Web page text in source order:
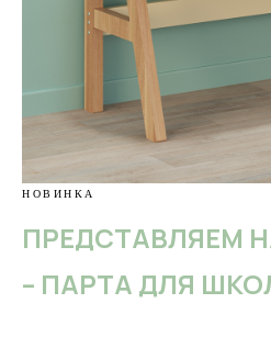
НОВИНКА
ПРЕДСТАВЛЯЕМ
– ПАРТА ДЛЯ